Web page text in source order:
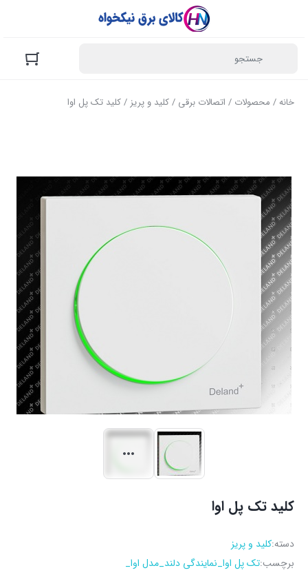
خانه/ محصولات / اتصالات برقی /کلید و پریز / کلید تک پل اوا
کلید تک پل اوا
دسته:کلید و پریز
برچسب:تک پل اوا_نمایندگی دلند_مدل اوا_